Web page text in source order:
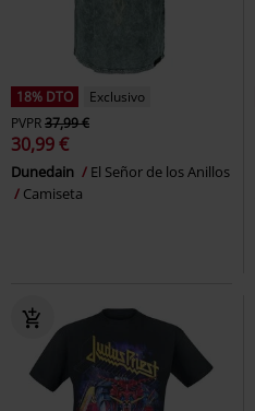
18% DTO
Exclusivo
PVPR37,99 €
30,99 €
Dunedain
El Señor de los Anillos
Camiseta